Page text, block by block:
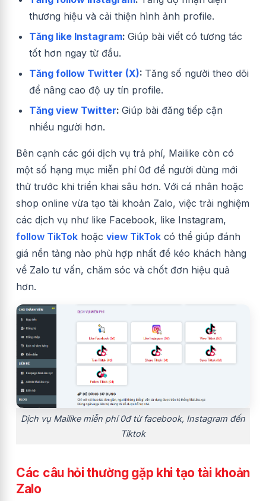
thương hiệu và cải thiện hình ảnh profile.
Tăng like Instagram: Giúp bài viết có tương tác
tốt hơn ngay từ đầu.
Tăng follow Twitter (X): Tăng số người theo dõi
để nâng cao độ uy tín profile.
Tăng view Twitter: Giúp bài đăng tiếp cận
nhiều người hơn.
Bên cạnh các gói dịch vụ trả phí, Mailike còn có
một số hạng mục miễn phí 0đ để người dùng mới
thử trước khi triển khai sâu hơn. Với cá nhân hoặc
shop online vừa tạo tài khoản Zalo, việc trải nghiệm
các dịch vụ như like Facebook, like Instagram,
follow TikTok hoặc view TikTok có thể giúp đánh
giá nền tảng nào phù hợp nhất để kéo khách hàng
về Zalo tư vấn, chăm sóc và chốt đơn hiệu quả
hơn.
Dịch vụ Mailike miễn phí 0đ từ facebook, Instagram đến
Tiktok
Các câu hỏi thường gặp khi tạo tài khoản
Zalo